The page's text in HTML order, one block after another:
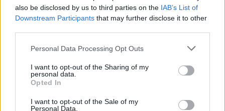
also be disclosed by us to third parties on the IAB’s List of
Downstream Participants that may further disclose it to other
Please note that this website/app uses one or more Google
not limited to your visit or usage behaviour. You may click to
grant or deny consent to Google and its third-party tags to
use your data for below specified purposes in below Google
consent section.
Personal Data Processing Opt Outs
I want to opt-out of the Sharing of my
personal data.
Opted In
I want to opt-out of the Sale of my
Personal Data.